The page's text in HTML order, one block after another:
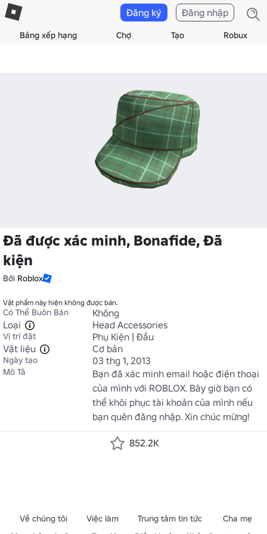
Bảng xếp hạng Chợ Tạo Robux
Đăng ký Đăng nhập
Đã được xác minh, Bonafide, Đã
kiện
Bởi Roblox
Vật phẩm này hiện không được bán.
Có Thể Buôn Bán
Không
Loại
Head Accessories
Vị trí đặt
Phụ Kiện | Đầu
Vật liệu
Cơ bản
Ngày tạo 03 thg 1, 2013
Mô Tả
Bạn đã xác minh email hoặc điện thoại
của mình với ROBLOX. Bây giờ bạn có
thể khôi phục tài khoản của mình nếu
bạn quên đăng nhập. Xin chúc mừng!
852.2K
Về chúng tôi Việc làm Trung tâm tin tức
Cha mẹ